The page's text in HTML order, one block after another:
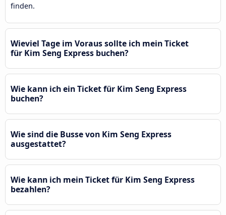
finden.
Wieviel Tage im Voraus sollte ich mein Ticket
für Kim Seng Express buchen?
Wie kann ich ein Ticket für Kim Seng Express
buchen?
Wie sind die Busse von Kim Seng Express
ausgestattet?
Wie kann ich mein Ticket für Kim Seng Express
bezahlen?